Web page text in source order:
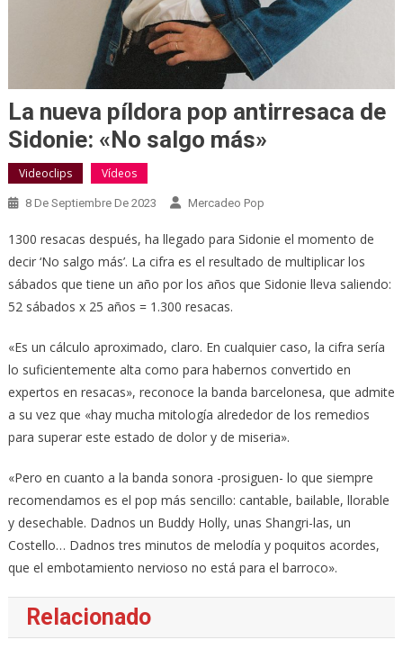
La nueva píldora pop antirresaca de
Sidonie: «No salgo más»
Videoclips Vídeos
8 De Septiembre De 2023 Mercadeo Pop
1300 resacas después, ha llegado para Sidonie el momento de
decir ‘No salgo más’. La cifra es el resultado de multiplicar los
sábados que tiene un año por los años que Sidonie lleva saliendo:
52 sábados x 25 años = 1.300 resacas.
«Es un cálculo aproximado, claro. En cualquier caso, la cifra sería
lo suficientemente alta como para habernos convertido en
expertos en resacas», reconoce la banda barcelonesa, que admite
a su vez que «hay mucha mitología alrededor de los remedios
para superar este estado de dolor y de miseria».
«Pero en cuanto a la banda sonora -prosiguen- lo que siempre
recomendamos es el pop más sencillo: cantable, bailable, llorable
y desechable. Dadnos un Buddy Holly, unas Shangri-las, un
Costello… Dadnos tres minutos de melodía y poquitos acordes,
que el embotamiento nervioso no está para el barroco».
Relacionado